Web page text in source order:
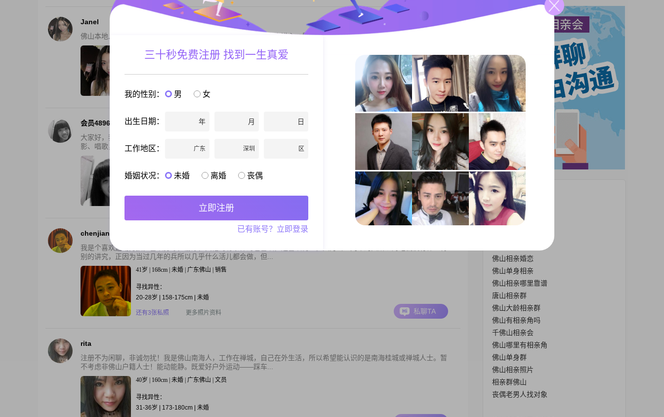
Janel
佛山本地人。寻找附近地区噶广东人，讲粤语，已购房购车，有上进心，最好系做生意噶
31岁 | 160cm | 未婚 | 广东佛山 | 高级管理
还有2张私照 更多照片资料 私聊TA
会员48962816
大家好，我目前在广东省佛山市居住，是一个感性、独立、善良、活泼开朗的女孩，我平时的业余喜欢美食、运动、看电
影、唱歌，希望将来过下雨有人接、一起为小家奋斗、彼此相...
寻找异性：
更多照片资料 私聊TA
chenjian
我是个喜欢运动男孩，喜欢打球，游泳，其他的有条件的也喜欢，还喜欢钓鱼。因为当过几年的兵所以对吃就没有什么特
别的讲究，正因为当过几年的兵所以几乎什么活儿都会做，但...
41岁 | 168cm | 未婚 | 广东佛山 | 销售
寻找异性：
20-28岁 | 158-175cm | 未婚
还有3张私照 更多照片资料 私聊TA
rita
注册不为闲聊，非诚勿扰！我是佛山南海人，工作在禅城，自己在外生活，所以希望能认识的是南海桂城或禅城人士。暂
不考虑非佛山户籍人士！能动能静。既爱好户外运动——踩车...
40岁 | 160cm | 未婚 | 广东佛山 | 文员
寻找异性：
31-36岁 | 173-180cm | 未婚
热门栏目
佛山离异相亲群
佛山中山公园相亲角
佛山相亲婚恋
佛山单身相亲
佛山相亲哪里靠谱
唐山相亲群
佛山大龄相亲群
佛山有相亲角吗
千佛山相亲会
佛山哪里有相亲角
佛山单身群
佛山相亲照片
相亲群佛山
丧偶老男人找对象
三十秒免费注册 找到一生真爱
我的性别： 男 女
出生日期： 年 月 日
工作地区： 广东 深圳 区
婚姻状况： 未婚 离婚 丧偶
立即注册
已有账号？立即登录